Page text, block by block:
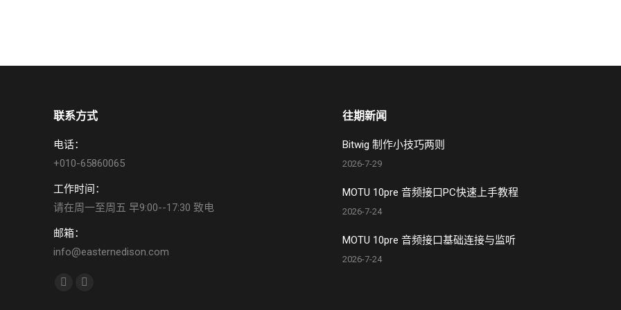
联系方式
电话：
+010-65860065
工作时间：
请在周一至周五 早9:00--17:30 致电
邮箱：
info@easternedison.com
找到我们：
往期新闻
Bitwig 制作小技巧两则
2026-7-29
MOTU 10pre 音频接口PC快速上手教程
2026-7-24
MOTU 10pre 音频接口基础连接与监听
2026-7-24